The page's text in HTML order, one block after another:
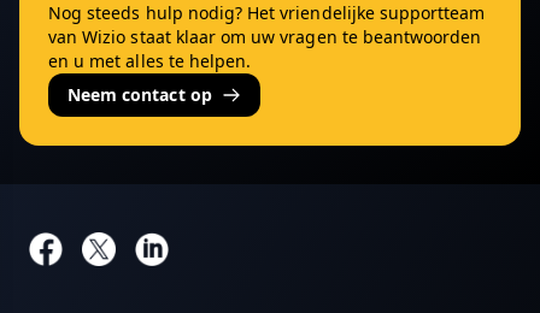
Nog steeds hulp nodig? Het vriendelijke supportteam
van Wizio staat klaar om uw vragen te beantwoorden
en u met alles te helpen.
Neem contact op